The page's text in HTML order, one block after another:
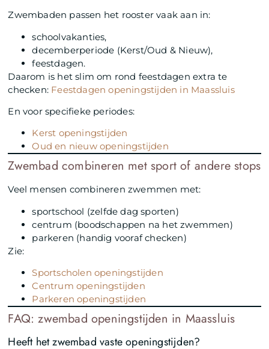
Zwembaden passen het rooster vaak aan in:
schoolvakanties,
decemberperiode (Kerst/Oud & Nieuw),
feestdagen.
Daarom is het slim om rond feestdagen extra te
checken: Feestdagen openingstijden in Maassluis
En voor specifieke periodes:
Kerst openingstijden
Oud en nieuw openingstijden
Zwembad combineren met sport of andere stops
Veel mensen combineren zwemmen met:
sportschool (zelfde dag sporten)
centrum (boodschappen na het zwemmen)
parkeren (handig vooraf checken)
Zie:
Sportscholen openingstijden
Centrum openingstijden
Parkeren openingstijden
FAQ: zwembad openingstijden in Maassluis
Heeft het zwembad vaste openingstijden?